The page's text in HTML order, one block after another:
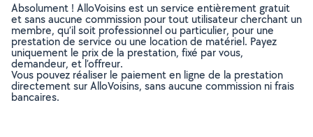
Absolument ! AlloVoisins est un service entièrement gratuit
et sans aucune commission pour tout utilisateur cherchant un
membre, qu’il soit professionnel ou particulier, pour une
prestation de service ou une location de matériel. Payez
uniquement le prix de la prestation, fixé par vous,
demandeur, et l’offreur.
Vous pouvez réaliser le paiement en ligne de la prestation
directement sur AlloVoisins, sans aucune commission ni frais
bancaires.